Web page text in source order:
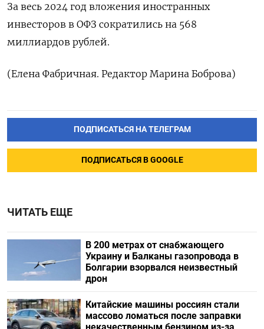
За весь 2024 год вложения иностранных
инвесторов в ОФЗ сократились на 568
миллиардов рублей.
(Елена Фабричная. Редактор Марина Боброва)
ПОДПИСАТЬСЯ НА ТЕЛЕГРАМ
ПОДПИСАТЬСЯ В GOOGLE
ЧИТАТЬ ЕЩЕ
В 200 метрах от снабжающего
Украину и Балканы газопровода в
Болгарии взорвался неизвестный
дрон
Китайские машины россиян стали
массово ломаться после заправки